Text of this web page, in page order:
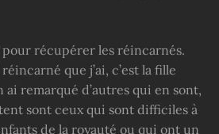
récupérer les réincarnés.
que j’ai, c’est la fille
ai remarqué d’autres qui en sont,
sont ceux qui sont difficiles à
de la royauté ou qui ont un